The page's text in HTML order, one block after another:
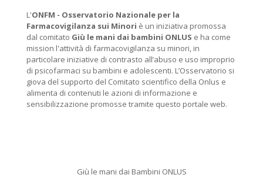
L'ONFM - Osservatorio Nazionale per la
Farmacovigilanza sui Minori è un iniziativa promossa
dal comitato Giù le mani dai bambini ONLUS e ha come
mission l'attività di farmacovigilanza su minori, in
particolare iniziative di contrasto all’abuso e uso improprio
di psicofarmaci su bambini e adolescenti. L’Osservatorio si
giova del supporto del Comitato scientifico della Onlus e
alimenta di contenuti le azioni di informazione e
sensibilizzazione promosse tramite questo portale web.
Giù le mani dai Bambini ONLUS